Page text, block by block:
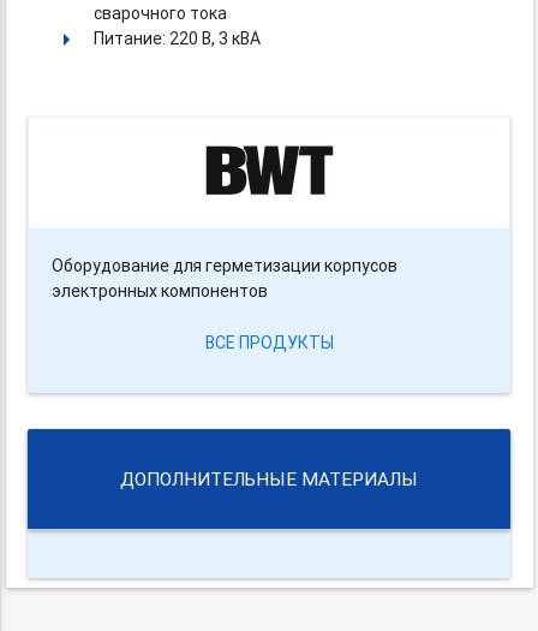
сварочного тока
Питание: 220 В, 3 кВА
Оборудование для герметизации корпусов
электронных компонентов
ВСЕ ПРОДУКТЫ
ДОПОЛНИТЕЛЬНЫЕ МАТЕРИАЛЫ